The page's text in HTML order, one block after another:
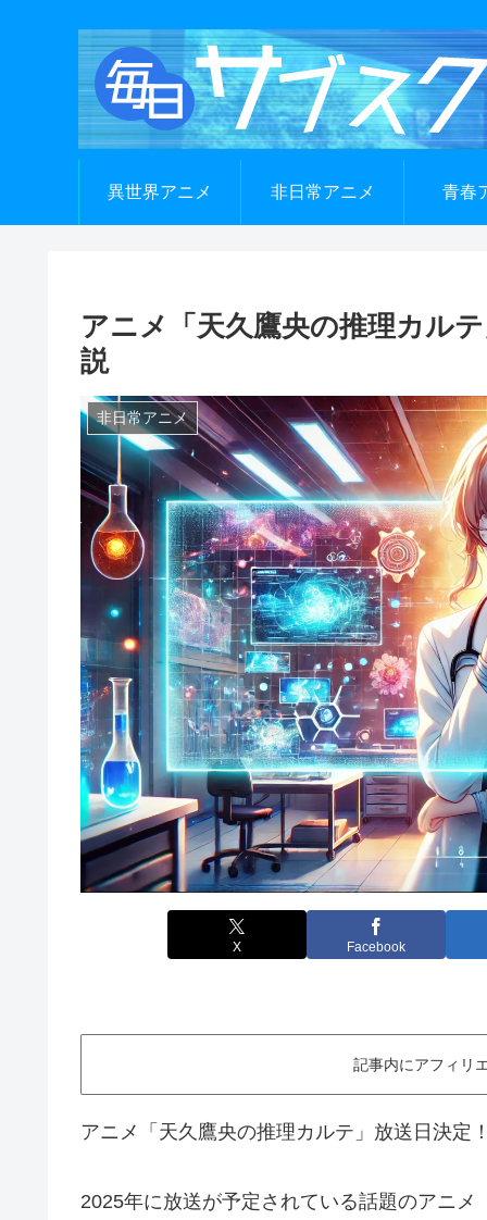
異世界アニメ 非日常アニメ 青春
アニメ「天久鷹央の推理カル
説
非日常アニメ
X Facebook
記事内にアフィリ
アニメ「天久鷹央の推理カルテ」放送日決定
2025年に放送が予定されている話題のアニ